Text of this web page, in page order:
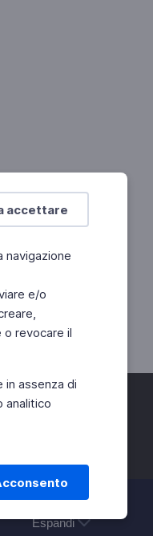
accettare
navigazione
e/o
o revocare il
in assenza di
analitico